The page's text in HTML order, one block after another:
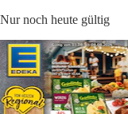
Nur noch heute gültig